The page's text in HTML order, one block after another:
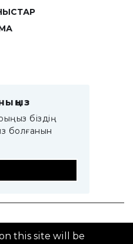
біздің
болғанын
ZTB.KZ
this site will be